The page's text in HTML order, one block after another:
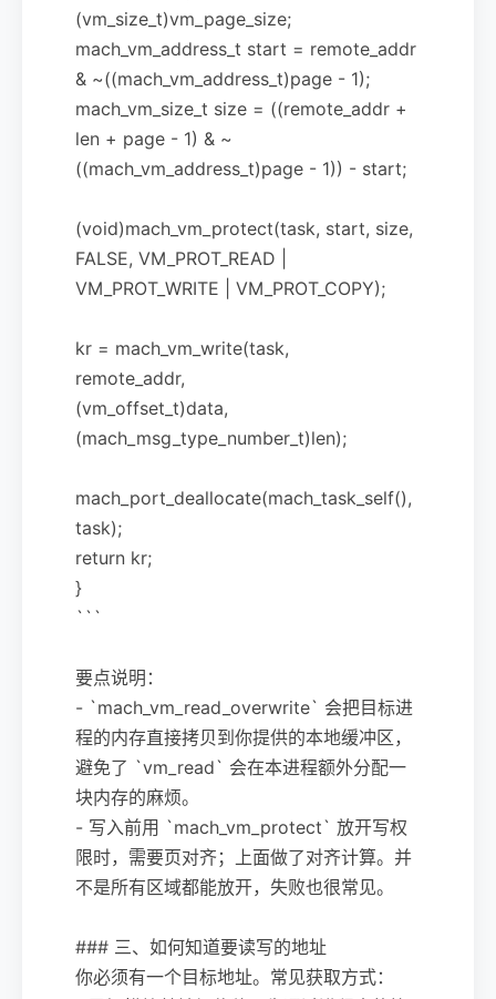
(vm_size_t)vm_page_size;
mach_vm_address_t start = remote_addr
& ~((mach_vm_address_t)page - 1);
mach_vm_size_t size = ((remote_addr +
len + page - 1) & ~
((mach_vm_address_t)page - 1)) - start;
(void)mach_vm_protect(task, start, size,
FALSE, VM_PROT_READ |
VM_PROT_WRITE | VM_PROT_COPY);
kr = mach_vm_write(task,
remote_addr,
(vm_offset_t)data,
(mach_msg_type_number_t)len);
mach_port_deallocate(mach_task_self(),
task);
return kr;
}
```
要点说明：
- `mach_vm_read_overwrite` 会把目标进
程的内存直接拷贝到你提供的本地缓冲区，
避免了 `vm_read` 会在本进程额外分配一
块内存的麻烦。
- 写入前用 `mach_vm_protect` 放开写权
限时，需要页对齐；上面做了对齐计算。并
不是所有区域都能放开，失败也很常见。
### 三、如何知道要读写的地址
你必须有一个目标地址。常见获取方式：